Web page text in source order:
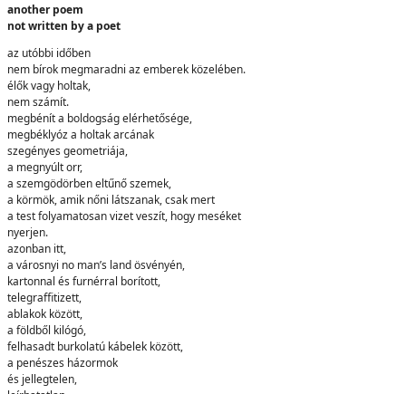
another poem
not written by a poet
az utóbbi időben
nem bírok megmaradni az emberek közelében.
élők vagy holtak,
nem számít.
megbénít a boldogság elérhetősége,
megbéklyóz a holtak arcának
szegényes geometriája,
a megnyúlt orr,
a szemgödörben eltűnő szemek,
a körmök, amik nőni látszanak, csak mert
a test folyamatosan vizet veszít, hogy meséket
nyerjen.
azonban itt,
a városnyi no man’s land ösvényén,
kartonnal és furnérral borított,
telegraffitizett,
ablakok között,
a földből kilógó,
felhasadt burkolatú kábelek között,
a penészes házormok
és jellegtelen,